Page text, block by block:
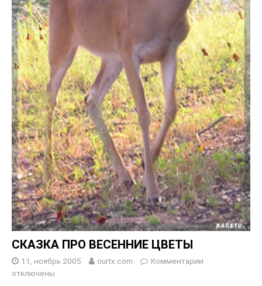
СКАЗКА ПРО ВЕСЕННИЕ ЦВЕТЫ
11, ноябрь 2005 ourtx.com
Комментарии
отключены